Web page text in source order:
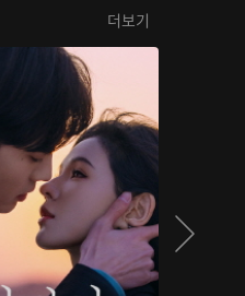
더보기